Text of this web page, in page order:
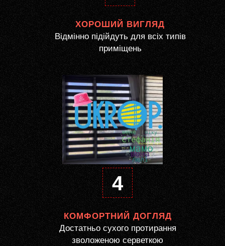
ХОРОШИЙ ВИГЛЯД
Відмінно підійдуть для всіх типів
приміщень
4
КОМФОРТНИЙ ДОГЛЯД
Достатньо сухого протирання
зволоженою серветкою